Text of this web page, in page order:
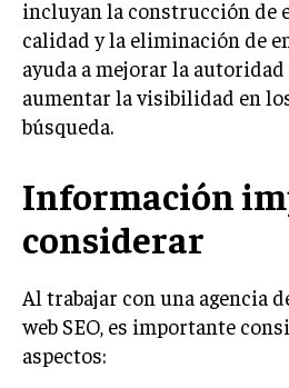
ÉTICA EMPRESARIAL Y
SOCIAL
BLOG
Acerca de Últimas entradas
Ricardo Serrano
comunicación
experiencia, uso la
estrategias de
poesía y el ajedrez, siempre busco
incluyan la construcción de
calidad y la eliminación de
ayuda a mejorar la
aumentar la visibilidad en
búsqueda.
Información
considerar
Al trabajar con una agencia
web SEO, es importante
aspectos: